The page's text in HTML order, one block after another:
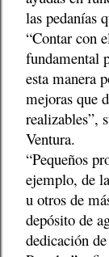
las pedanías
“Contar con
fundamental
esta manera
mejoras que
realizables”,
Ventura.
“Pequeños
ejemplo, de
u otros de
depósito de
dedicación